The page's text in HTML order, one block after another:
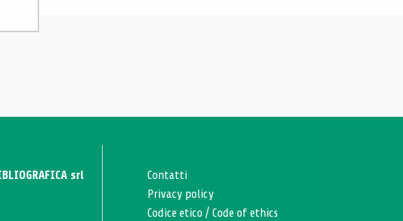
srl
Contatti
Privacy policy
Codice etico /Code of ethics